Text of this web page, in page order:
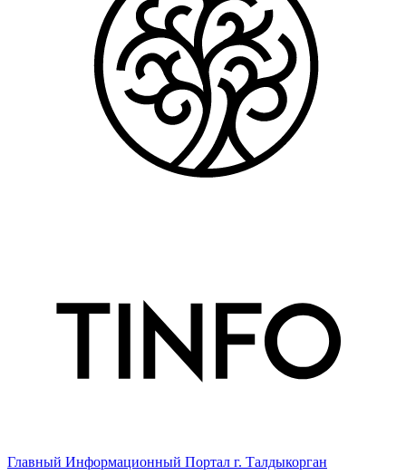
Главный Информационный Портал г. Талдыкорган